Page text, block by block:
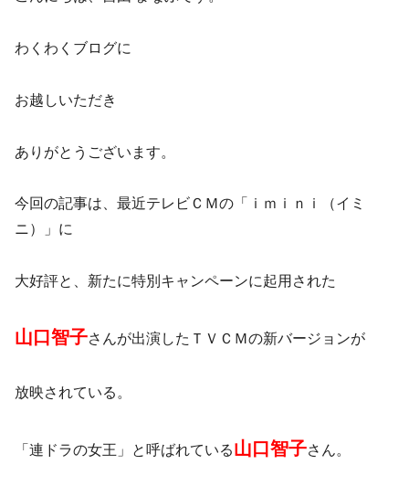
わくわくブログに
お越しいただき
ありがとうございます。
今回の記事は、最近テレビＣＭの「ｉｍｉｎｉ（イミ
ニ）」に
大好評と、新たに特別キャンペーンに起用された
山口智子さんが出演したＴＶＣＭの新バージョンが
放映されている。
「連ドラの女王」と呼ばれている山口智子さん。